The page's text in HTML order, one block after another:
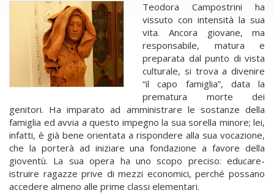
Teodora Campostrini ha
vissuto con intensità la sua
vita. Ancora giovane, ma
responsabile, matura e
preparata dal punto di vista
culturale, si trova a divenire
“il capo famiglia”, data la
prematura morte dei
genitori. Ha imparato ad amministrare le sostanze della
famiglia ed avvia a questo impegno la sua sorella minore; lei,
infatti, è già bene orientata a rispondere alla sua vocazione,
che la porterà ad iniziare una fondazione a favore della
gioventù. La sua opera ha uno scopo preciso: educare-
istruire ragazze prive di mezzi economici, perché possano
accedere almeno alle prime classi elementari.